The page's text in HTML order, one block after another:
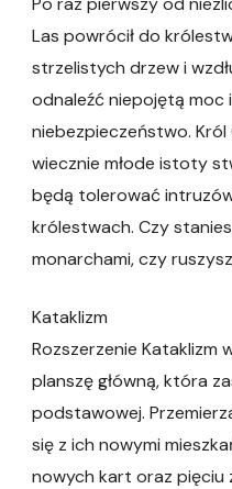
Las powrócił do
strzelistych drzew i
odnaleźć niepojętą moc
niebezpieczeństwo.
wiecznie młode istoty
będą tolerować
królestwach. Czy
monarchami, czy
Kataklizm
Rozszerzenie Kataklizm
planszę główną, która
podstawowej.
się z ich nowymi
nowych kart oraz pięciu